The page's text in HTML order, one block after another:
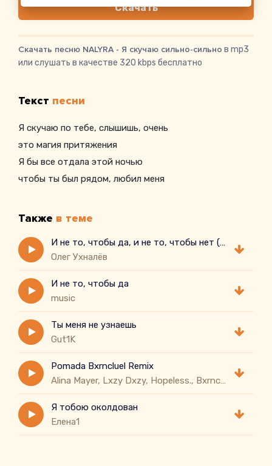
Скачать
Скачать песню NALYRA - Я скучаю сильно-сильно в mp3
или слушать в качестве 320 kbps бесплатно
Текст песни
Я скучаю по тебе, слышишь, очень
это магия притяжения
Я бы все отдала этой ночью
чтобы ты был рядом, любил меня
Также в теме
И не то, чтобы да, и не то, чтобы нет ( cover)
Олег Ухналёв
И не то, чтобы да
music
Ты меня не узнаешь
Gut1K
Pomada Bxrncluel Remix
Alina Mayer, Lxzy Dxzy, Hopeless., Bxrncluel
Я тобою околдован
Елена1